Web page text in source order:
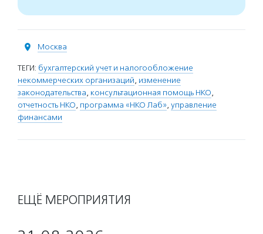
Москва
ТЕГИ: бухгалтерский учет и налогообложение
некоммерческих организаций, изменение
законодательства, консультационная помощь НКО,
отчетность НКО, программа «НКО Лаб», управление
финансами
ЕЩЁ МЕРОПРИЯТИЯ